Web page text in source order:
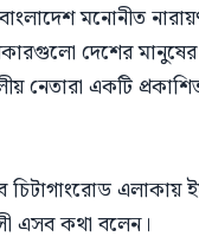
মনোনীত
দেশের মানুষের
নেতারা একটি
চিটাগাংরোড এলাকায়
এসব কথা বলেন।